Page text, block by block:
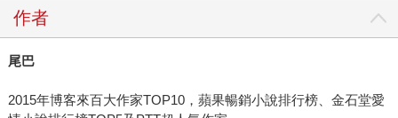
作者
尾巴
2015年博客來百大作家TOP10，蘋果暢銷小說排行榜、金石堂愛